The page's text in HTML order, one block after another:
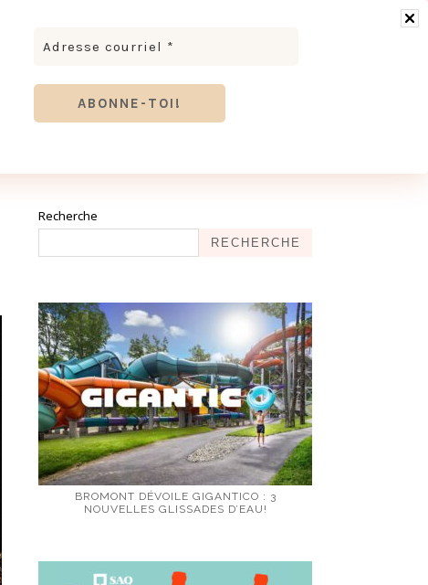
Recherche
RECHERCHE
BROMONT DÉVOILE GIGANTICO : 3
NOUVELLES GLISSADES D’EAU!